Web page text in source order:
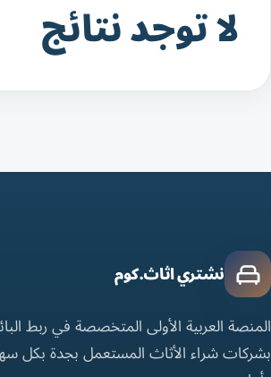
لا توجد نتائج
نشتري اثاث.كوم
المنصة العربية الأولى المتخصصة في ربط
بشركات شراء الأثاث المستعمل بجدة بكل